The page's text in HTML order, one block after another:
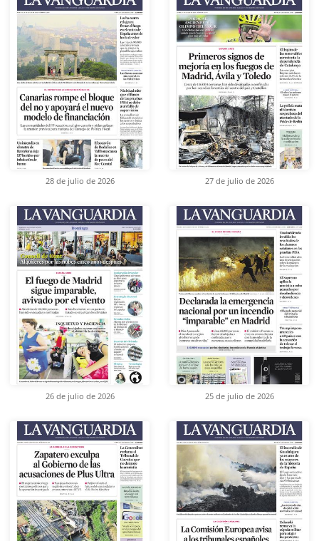
28 de julio de 2026 27 de julio de 2026
26 de julio de 2026 25 de julio de 2026